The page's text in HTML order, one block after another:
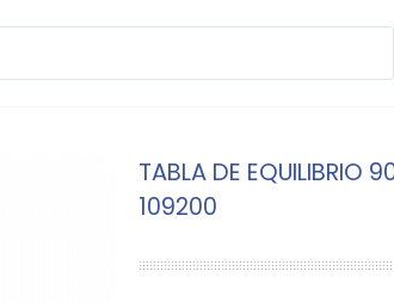
TABLA DE EQUILIBRIO
109200